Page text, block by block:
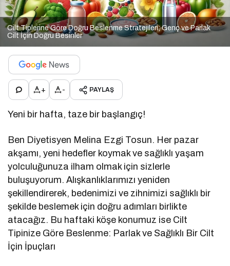
Cilt Tiplerine Göre Doğru Beslenme Stratejileri; Genç ve Parlak
Cilt İçin Doğru Besinler
+ - PAYLAŞ
Yeni bir hafta, taze bir başlangıç!
Ben Diyetisyen Melina Ezgi Tosun. Her pazar
akşamı, yeni hedefler koymak ve sağlıklı yaşam
yolculuğunuza ilham olmak için sizlerle
buluşuyorum. Alışkanlıklarımızı yeniden
şekillendirerek, bedenimizi ve zihnimizi sağlıklı bir
şekilde beslemek için doğru adımları birlikte
atacağız. Bu haftaki köşe konumuz ise Cilt
Tipinize Göre Beslenme: Parlak ve Sağlıklı Bir Cilt
İçin İpuçları